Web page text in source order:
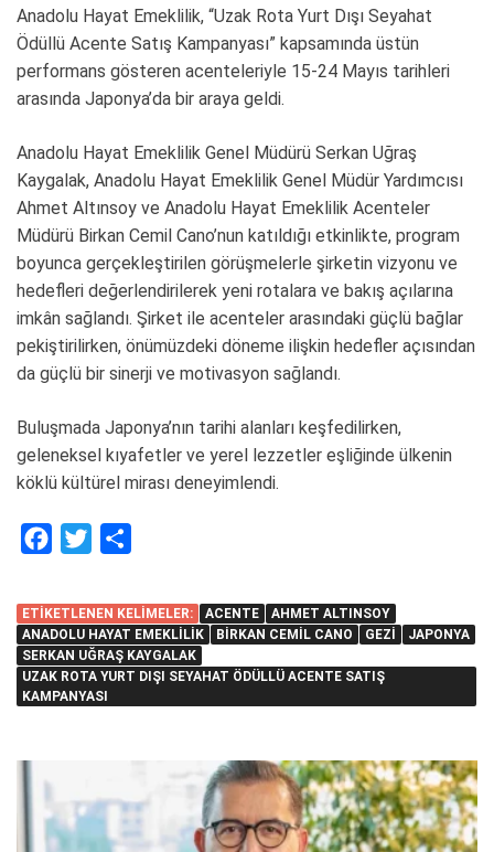
Anadolu Hayat Emeklilik, “Uzak Rota Yurt Dışı Seyahat
Ödüllü Acente Satış Kampanyası” kapsamında üstün
performans gösteren acenteleriyle 15-24 Mayıs tarihleri
arasında Japonya’da bir araya geldi.
Anadolu Hayat Emeklilik Genel Müdürü Serkan Uğraş
Kaygalak, Anadolu Hayat Emeklilik Genel Müdür Yardımcısı
Ahmet Altınsoy ve Anadolu Hayat Emeklilik Acenteler
Müdürü Birkan Cemil Cano’nun katıldığı etkinlikte, program
boyunca gerçekleştirilen görüşmelerle şirketin vizyonu ve
hedefleri değerlendirilerek yeni rotalara ve bakış açılarına
imkân sağlandı. Şirket ile acenteler arasındaki güçlü bağlar
pekiştirilirken, önümüzdeki döneme ilişkin hedefler açısından
da güçlü bir sinerji ve motivasyon sağlandı.
Buluşmada Japonya’nın tarihi alanları keşfedilirken,
geleneksel kıyafetler ve yerel lezzetler eşliğinde ülkenin
köklü kültürel mirası deneyimlendi.
c
e
b
o
i
t
t
e
a
r
e
ETIKETLENEN KELIMELER: ACENTE
AHMET ALTINSOY
ANADOLU HAYAT EMEKLILIK
BIRKAN CEMIL CANO GEZI
JAPONYA
SERKAN UĞRAŞ KAYGALAK
UZAK ROTA YURT DIŞI SEYAHAT ÖDÜLLÜ ACENTE SATIŞ
KAMPANYASI